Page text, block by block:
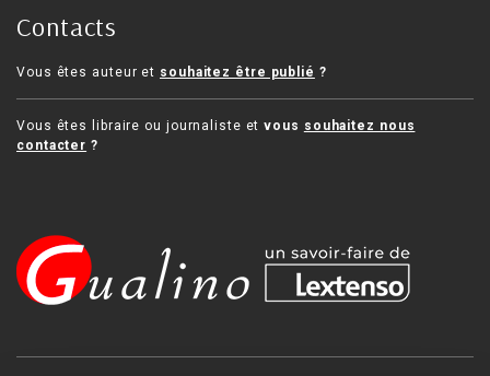
Contacts
Vous êtes auteur et souhaitez être publié ?
Vous êtes libraire ou journaliste etvous souhaitez nous
contacter ?